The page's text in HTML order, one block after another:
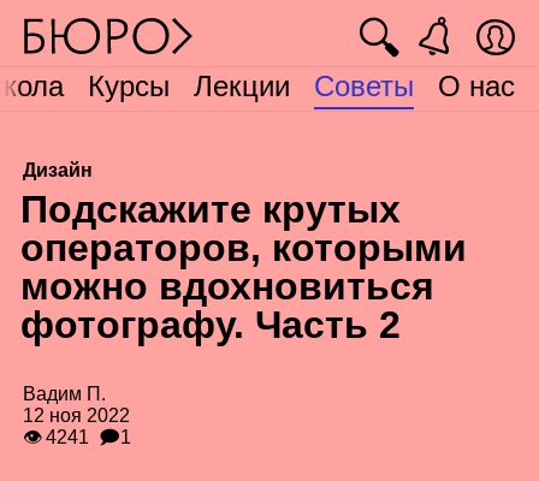
Курсы Лекции Советы О нас
🔍
Дизайн
Подскажите крутых
операторов, которыми
можно вдохновиться
фотографу. Часть 2
Вадим П.
12 ноя 2022
👁 4241 🗩1